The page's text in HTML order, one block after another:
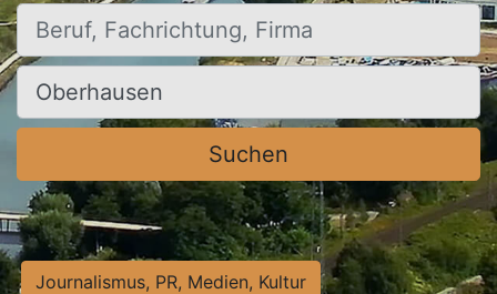
Beruf, Fachrichtung, Firma
Ort, Stadt
Suchen
Journalismus, PR, Medien, Kultur